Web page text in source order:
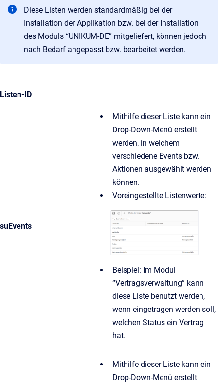
Diese Listen werden standardmäßig bei der
Installation der Applikation bzw. bei der Installation
des Moduls “UNIKUM-DE” mitgeliefert, können jedoch
nach Bedarf angepasst bzw. bearbeitet werden.
Listen-ID
suEvents
Mithilfe dieser Liste kann ein
Drop-Down-Menü erstellt
werden, in welchem
verschiedene Events bzw.
Aktionen ausgewählt werden
können.
Voreingestellte Listenwerte:
Beispiel: Im Modul
“Vertragsverwaltung” kann
diese Liste benutzt werden,
wenn eingetragen werden soll,
welchen Status ein Vertrag
hat.
Mithilfe dieser Liste kann ein
Drop-Down-Menü erstellt